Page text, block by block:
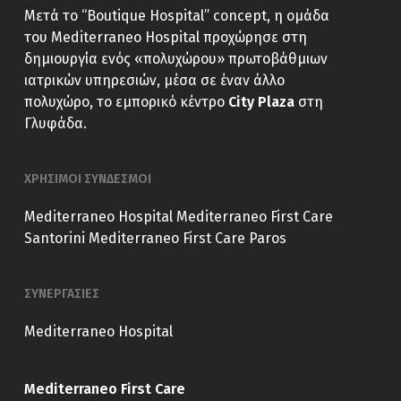
Μετά το “Boutique Hospital” concept, η ομάδα
του Mediterraneo Hospital προχώρησε στη
δημιουργία ενός «πολυχώρου» πρωτοβάθμιων
ιατρικών υπηρεσιών, μέσα σε έναν άλλο
πολυχώρο, το εμπορικό κέντρο City Plazaστη
Γλυφάδα.
ΧΡΗΣΙΜΟΙ ΣΥΝΔΕΣΜΟΙ
Mediterraneo Hospital Mediterraneo First Care
Santorini Mediterraneo First Care Paros
ΣΥΝΕΡΓΑΣΙΕΣ
Mediterraneo Hospital
Mediterraneo First Care